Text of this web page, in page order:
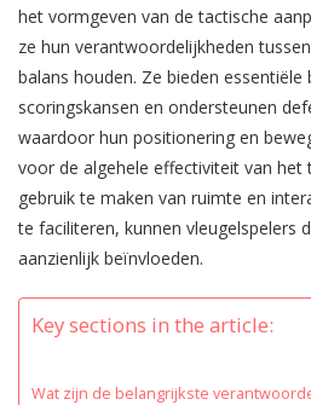
het vormgeven van de tactische
ze hun verantwoordelijkheden
balans houden. Ze bieden essentiële
scoringskansen en ondersteunen
waardoor hun positionering en
voor de algehele effectiviteit van
gebruik te maken van ruimte en
te faciliteren, kunnen vleugelspelers
aanzienlijk beïnvloeden.
Key sections in the article:
Wat zijn de belangrijkste